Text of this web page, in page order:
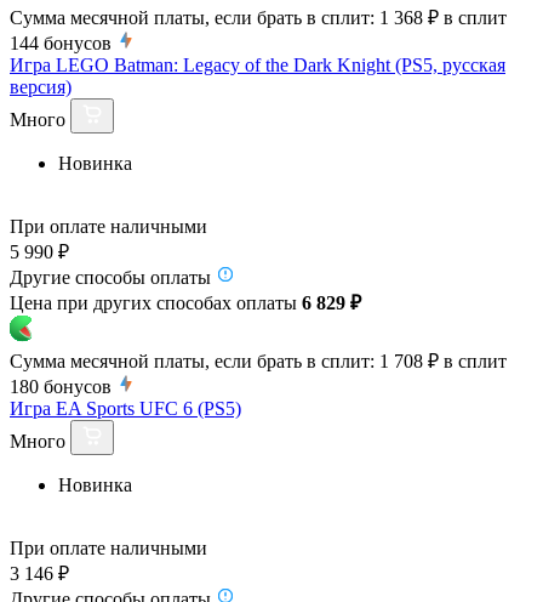
Сумма месячной платы, если брать в сплит: 1 368 ₽ в сплит
144 бонусов
Игра LEGO Batman: Legacy of the Dark Knight (PS5, русская
версия)
Много
Новинка
При оплате наличными
5 990 ₽
Другие способы оплаты
Цена при других способах оплаты 6 829 ₽
Сумма месячной платы, если брать в сплит: 1 708 ₽ в сплит
180 бонусов
Игра EA Sports UFC 6 (PS5)
Много
Новинка
При оплате наличными
3 146 ₽